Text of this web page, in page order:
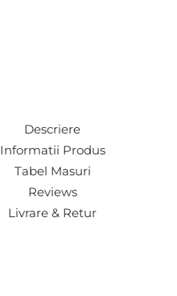
Descriere
Informatii Produs
Tabel Masuri
Reviews
Livrare & Retur